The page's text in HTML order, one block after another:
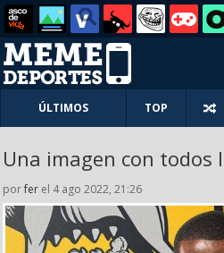
ÚLTIMOS TOP
Una imagen con todos
porfer el 4 ago 2022, 21:26